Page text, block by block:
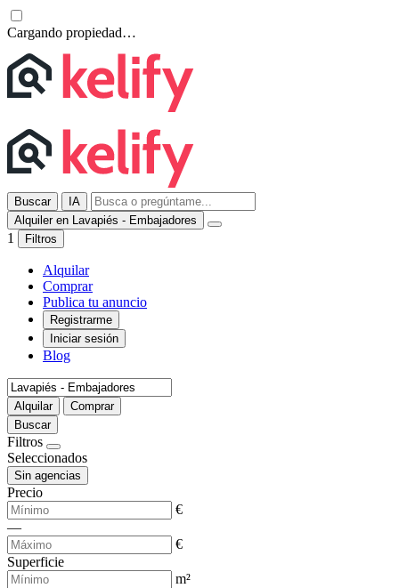
Cargando propiedad…
Buscar
IA
Alquiler en Lavapiés - Embajadores
1 Filtros
Alquilar
Comprar
Publica tu anuncio
Registrarme
Iniciar sesión
Blog
Alquilar
Comprar
Buscar
Filtros
Seleccionados
Sin agencias
Precio
€
—
€
Superficie
m²